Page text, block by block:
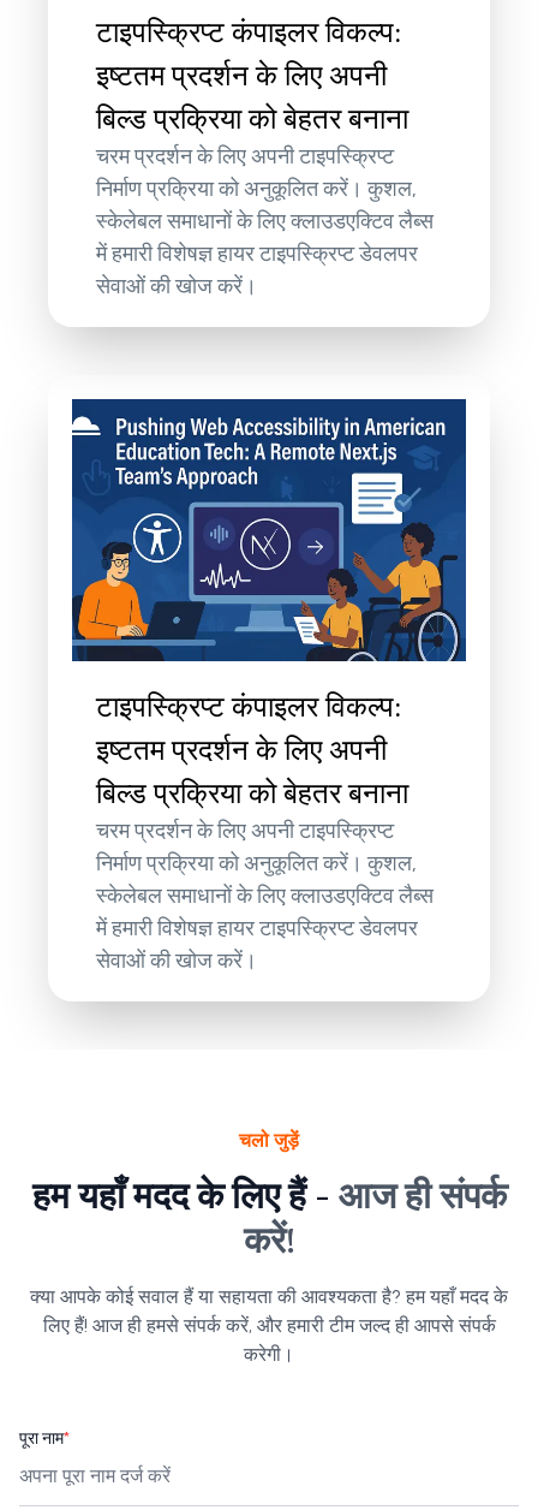
टाइपस्क्रिप्ट कंपाइलर विकल्प:
इष्टतम प्रदर्शन के लिए अपनी
बिल्ड प्रक्रिया को बेहतर बनाना
चरम प्रदर्शन के लिए अपनी टाइपस्क्रिप्ट
निर्माण प्रक्रिया को अनुकूलित करें। कुशल,
स्केलेबल समाधानों के लिए क्लाउडएक्टिव लैब्स
में हमारी विशेषज्ञ हायर टाइपस्क्रिप्ट डेवलपर
सेवाओं की खोज करें।
टाइपस्क्रिप्ट कंपाइलर विकल्प:
इष्टतम प्रदर्शन के लिए अपनी
बिल्ड प्रक्रिया को बेहतर बनाना
चरम प्रदर्शन के लिए अपनी टाइपस्क्रिप्ट
निर्माण प्रक्रिया को अनुकूलित करें। कुशल,
स्केलेबल समाधानों के लिए क्लाउडएक्टिव लैब्स
में हमारी विशेषज्ञ हायर टाइपस्क्रिप्ट डेवलपर
सेवाओं की खोज करें।
चलो जुड़ें
हम यहाँ मदद के लिए हैं - आज ही संपर्क
करें!
क्या आपके कोई सवाल हैं या सहायता की आवश्यकता है? हम यहाँ मदद के
लिए हैं! आज ही हमसे संपर्क करें, और हमारी टीम जल्द ही आपसे संपर्क
करेगी।
पूरा नाम*